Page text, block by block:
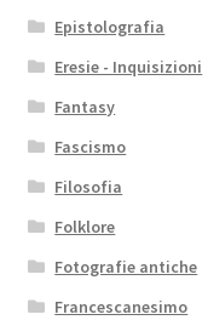
Epistolografia
Eresie - Inquisizioni
Fantasy
Fascismo
Filosofia
Folklore
Fotografie antiche
Francescanesimo